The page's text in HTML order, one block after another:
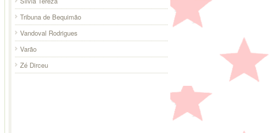
Tribuna de Bequimão
Vandoval Rodrigues
Varão
Zé Dirceu